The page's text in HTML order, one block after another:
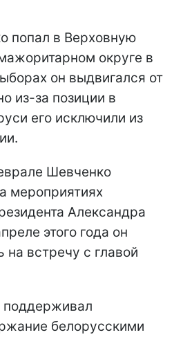
попал в Верховную
округе в
он выдвигался от
из-за позиции в
его исключили из
Шевченко
мероприятиях
Александра
этого года он
на встречу с главой
белорусскими